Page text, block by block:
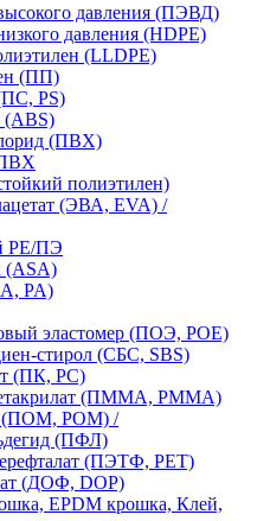
давления (ПЭВД)
давления (HDPE)
(LLDPE)
(ПП)
PS)
(ABS)
(ПВХ)
полиэтилен)
(ЭВА, EVA) /
PE/ПЭ
(ASA)
PA)
эластомер (ПОЭ, POE)
стирол (СБС, SBS)
(ПК, PC)
(ПММА, PMMA)
(ПОМ, POM) /
(ПФЛ)
(ПЭТФ, PET)
(ДОФ, DOP)
EPDM крошка, Клей,